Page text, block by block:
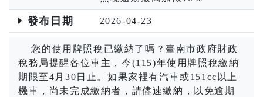
發布日期 2026-04-23
您的使用牌照稅已繳納了嗎？臺南市政府財政
稅務局提醒各位車主，今(115)年使用牌照稅繳納
期限至4 月30 日止。如果家裡有汽車或151cc 以上
機車，尚未完成繳納者，請儘速繳納，以免逾期